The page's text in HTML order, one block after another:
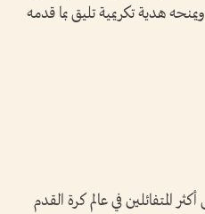
هدية تكريمية تليق بما قدمه
في عالم كرة القدم